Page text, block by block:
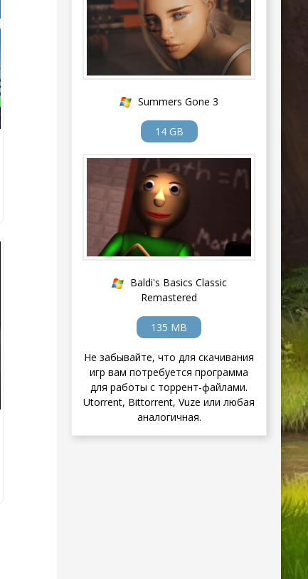
Summers Gone 3
14 GB
Baldi's Basics Classic
Remastered
135 MB
Не забывайте, что для скачивания
игр вам потребуется программа
для работы с торрент-файлами.
Utorrent, Bittorrent, Vuze или любая
аналогичная.